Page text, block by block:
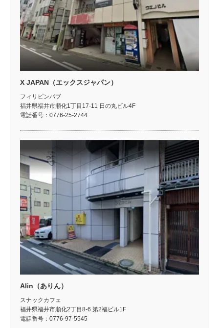
X JAPAN（エックスジャパン）
フィリピンパブ
福井県福井市順化1丁目17-11 日の丸ビル4F
電話番号：0776-25-2744
Alin（ありん）
スナックカフェ
福井県福井市順化2丁目8-6 第2福ビル1F
電話番号：0776-97-5545